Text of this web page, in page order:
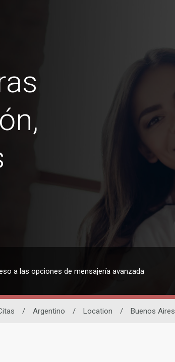
a las opciones de mensajería avanzada
/ Argentino / Location / Buenos Aires